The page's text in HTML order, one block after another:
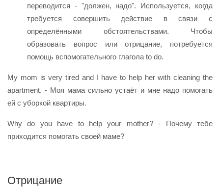
переводится - "должен, надо". Используется, когда
требуется совершить действие в связи с
определёнными обстоятельствами. Чтобы
образовать вопрос или отрицание, потребуется
помощь вспомогательного глагола to do.
My mom is very tired and I have to help her with cleaning the
apartment. - Моя мама сильно устаёт и мне надо помогать
ей с уборкой квартиры.
Why do you have to help your mother? - Почему тебе
приходится помогать своей маме?
Отрицание